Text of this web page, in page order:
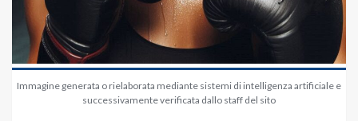
Immagine generata o rielaborata mediante sistemi di intelligenza artificiale e
successivamente verificata dallo staff del sito